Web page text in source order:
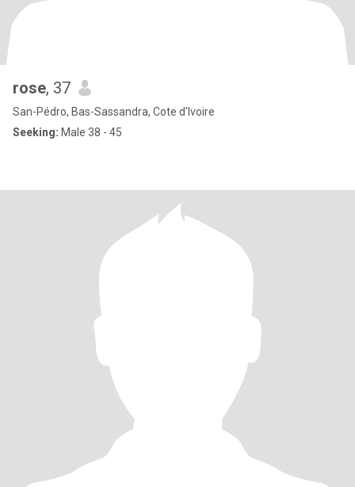
rose, 37
San-Pédro, Bas-Sassandra, Cote d'Ivoire
Seeking: Male 38 - 45